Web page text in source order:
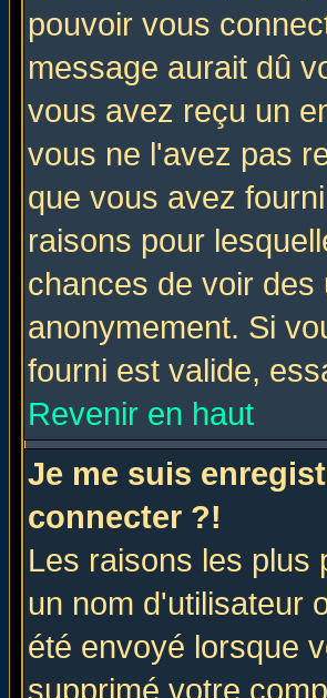
pouvoir vous
message aurait dû
vous avez reçu un
vous ne l'avez pas
que vous avez
raisons pour
chances de voir des
anonymement. Si
fourni est valide,
Revenir en haut
Je me suis
connecter ?!
Les raisons les plus
un nom d'utilisateur
été envoyé lorsque
supprimé votre